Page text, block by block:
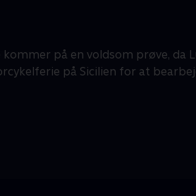
på en voldsom prøve, da
på Sicilien for at